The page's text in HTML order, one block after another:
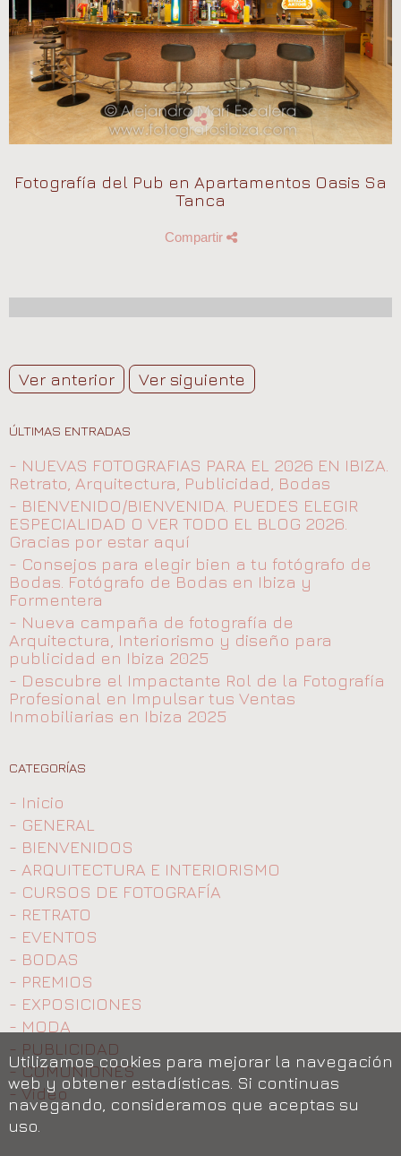
Fotografía del Pub en Apartamentos Oasis Sa
Tanca
Compartir
Ver anterior Ver siguiente
ÚLTIMAS ENTRADAS
- NUEVAS FOTOGRAFIAS PARA EL 2026 EN IBIZA.
Retrato, Arquitectura, Publicidad, Bodas
- BIENVENIDO/BIENVENIDA. PUEDES ELEGIR
ESPECIALIDAD O VER TODO EL BLOG 2026.
Gracias por estar aquí
- Consejos para elegir bien a tu fotógrafo de
Bodas. Fotógrafo de Bodas en Ibiza y
Formentera
- Nueva campaña de fotografía de
Arquitectura, Interiorismo y diseño para
publicidad en Ibiza 2025
- Descubre el Impactante Rol de la Fotografía
Profesional en Impulsar tus Ventas
Inmobiliarias en Ibiza 2025
CATEGORÍAS
- Inicio
- GENERAL
- BIENVENIDOS
- ARQUITECTURA E INTERIORISMO
- CURSOS DE FOTOGRAFÍA
- RETRATO
- EVENTOS
- BODAS
- PREMIOS
- EXPOSICIONES
- MODA
- PUBLICIDAD
- COMUNIONES
- Video
Utilizamos cookies para mejorar la navegación
web y obtener estadísticas. Si continuas
navegando, consideramos que aceptas su
uso.